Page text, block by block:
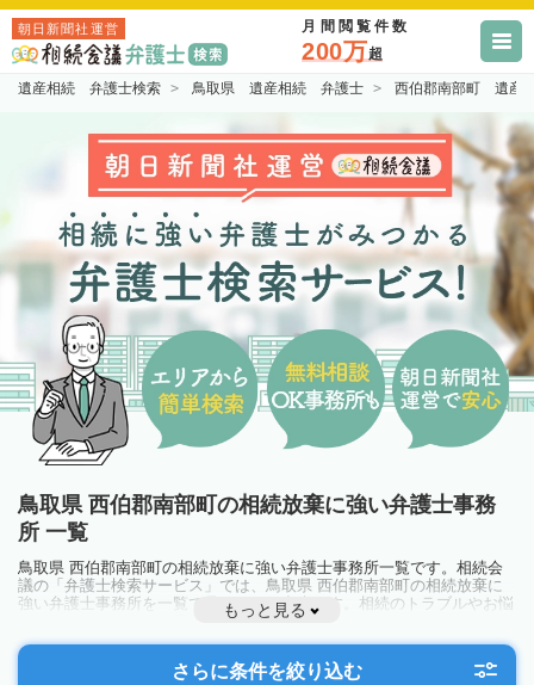
朝日新聞社運営 月間閲覧件数
200万超
遺産相続 弁護士検索 鳥取県 遺産相続 弁護士 西伯郡南部町 遺産
鳥取県 西伯郡南部町の相続放棄に強い弁護士事務
所 一覧
鳥取県 西伯郡南部町の相続放棄に強い弁護士事務所一覧です。相続会
議の「弁護士検索サービス」では、鳥取県 西伯郡南部町の相続放棄に
強い弁護士事務所を一覧で見ることが出来ます。相続のトラブルやお悩
みを抱えている方は一度近隣の弁護士に相談してみましょう。
もっと見る
さらに条件を絞り込む